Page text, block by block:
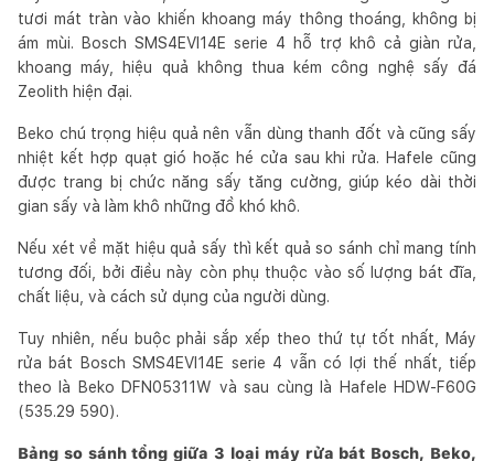
tươi mát tràn vào khiến khoang máy thông thoáng, không bị
ám mùi. Bosch SMS4EVI14E serie 4 hỗ trợ khô cả giàn rửa,
khoang máy, hiệu quả không thua kém công nghệ sấy đá
Zeolith hiện đại.
Beko chú trọng hiệu quả nên vẫn dùng thanh đốt và cũng sấy
nhiệt kết hợp quạt gió hoặc hé cửa sau khi rửa. Hafele cũng
được trang bị chức năng sấy tăng cường, giúp kéo dài thời
gian sấy và làm khô những đồ khó khô.
Nếu xét về mặt hiệu quả sấy thì kết quả so sánh chỉ mang tính
tương đối, bởi điều này còn phụ thuộc vào số lượng bát đĩa,
chất liệu, và cách sử dụng của người dùng.
Tuy nhiên, nếu buộc phải sắp xếp theo thứ tự tốt nhất, Máy
rửa bát Bosch SMS4EVI14E serie 4 vẫn có lợi thế nhất, tiếp
theo là Beko DFN05311W và sau cùng là Hafele HDW-F60G
(535.29 590).
Bảng so sánh tổng giữa 3 loại máy rửa bát Bosch, Beko,